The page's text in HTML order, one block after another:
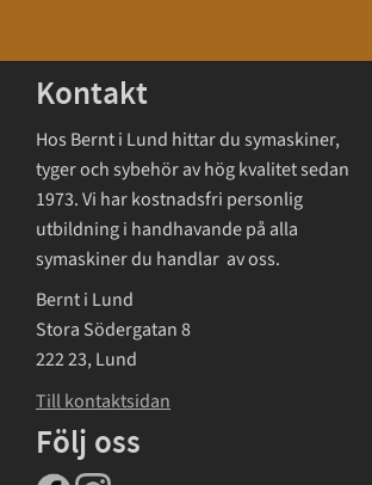
Kontakt
Hos Bernt i Lund hittar du symaskiner,
tyger och sybehör av hög kvalitet sedan
1973. Vi har kostnadsfri personlig
utbildning i handhavande på alla
symaskiner du handlar av oss.
Bernt i Lund
Stora Södergatan 8
222 23, Lund
Till kontaktsidan
Följ oss